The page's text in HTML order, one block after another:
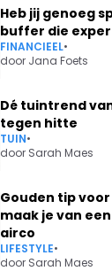
Heb jij genoeg
buffer die
FINANCIEEL•
door Jana Foets
Dé tuintrend
tegen hitte
TUIN•
door Sarah Maes
Gouden tip
maak je van
airco
LIFESTYLE•
door Sarah Maes